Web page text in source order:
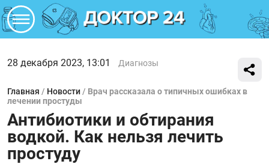
28 декабря 2023, 13:01 Диагнозы
Главная / Новости / Врач рассказала о типичных ошибках в
лечении простуды
Антибиотики и обтирания
водкой. Как нельзя лечить
простуду